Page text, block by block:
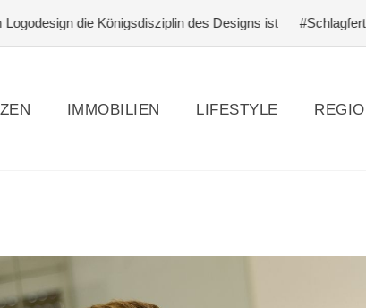
Königsdisziplin des Designs ist #Schlagfertigkeit lernen:
IMMOBILIEN LIFESTYLE